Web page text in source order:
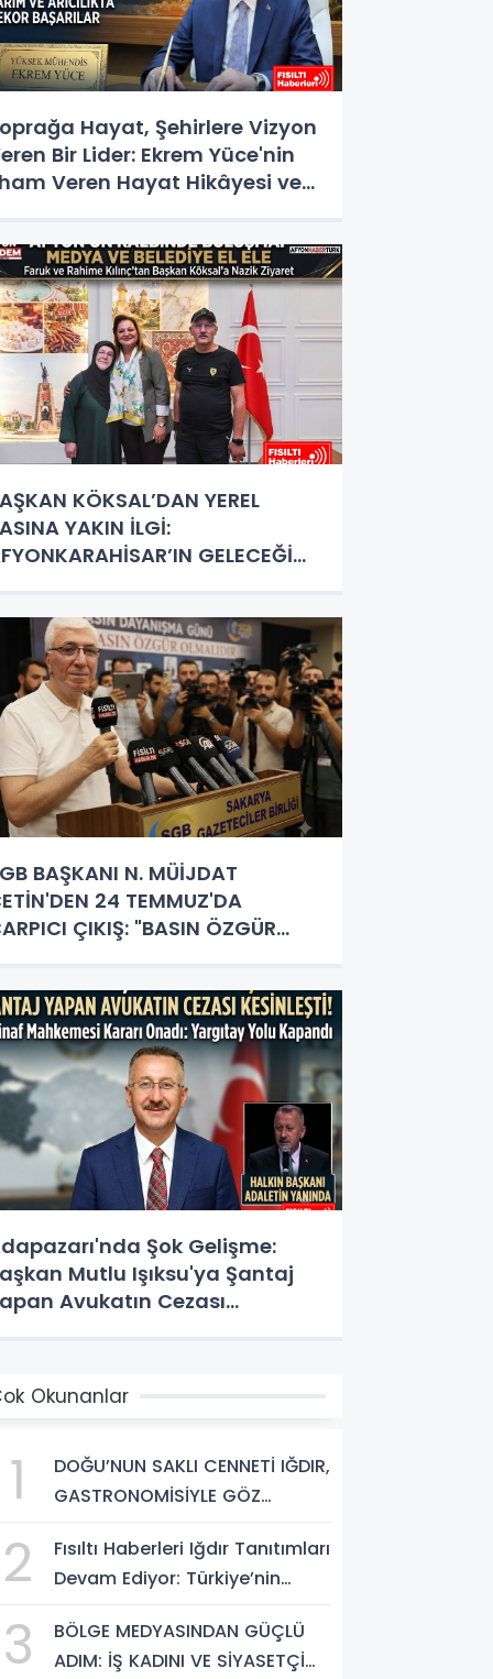
Hayat, Şehirlere Vizyon
Bir Lider: Ekrem Yüce'nin
Veren Hayat Hikâyesi ve
KÖKSAL’DAN YEREL
YAKIN İLGİ:
GELECEĞİ
BAŞKANI N. MÜİJDAT
24 TEMMUZ'DA
ÇIKIŞ: "BASIN ÖZGÜR
Şok Gelişme:
Mutlu Işıksu'ya Şantaj
Avukatın Cezası
Okunanlar
1
DOĞU’NUN SAKLI CENNETİ IĞDIR,
GASTRONOMİSİYLE GÖZ
ANADOLU KÜLTÜRÜNÜN
BULUŞMA NOKTASI
2
Fısıltı Haberleri Iğdır Tanıtımları
Devam Ediyor: Türkiye’nin
Cennetleri Keşfedilmeyi
Bekliyor
3
BÖLGE MEDYASINDAN GÜÇLÜ
ADIM: İŞ KADINI VE SİYASETÇİ